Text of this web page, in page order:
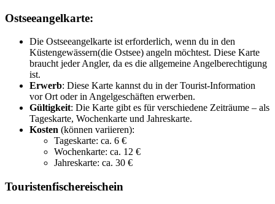
Ostseeangelkarte:
Die Ostseeangelkarte ist erforderlich, wenn du in den
Küstengewässern(die Ostsee) angeln möchtest. Diese Karte
braucht jeder Angler, da es die allgemeine Angelberechtigung
ist.
Erwerb: Diese Karte kannst du in der Tourist-Information
vor Ort oder in Angelgeschäften erwerben.
Gültigkeit: Die Karte gibt es für verschiedene Zeiträume – als
Tageskarte, Wochenkarte und Jahreskarte.
Kosten (können variieren):
Tageskarte: ca. 6 €
Wochenkarte: ca. 12 €
Jahreskarte: ca. 30 €
Touristenfischereischein